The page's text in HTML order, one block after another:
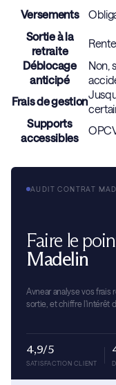
Versements
Sortie à la
retraite
Déblocage
anticipé
Non,
Frais de gestion
Supports
accessibles
AUDIT CONTRAT
Faire le
Madelin
Avnear analyse vos frais
sortie, et chiffre l'intérêt
4,9/5
SATISFACTION CLIENT